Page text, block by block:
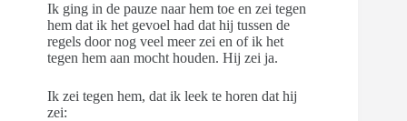
Ik ging in de pauze naar hem toe en zei tegen
hem dat ik het gevoel had dat hij tussen de
regels door nog veel meer zei en of ik het
tegen hem aan mocht houden. Hij zei ja.
Ik zei tegen hem, dat ik leek te horen dat hij
zei: